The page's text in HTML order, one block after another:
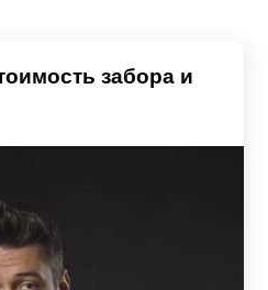
забора и